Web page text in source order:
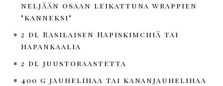
neljään osaan leikattuna wrappien
"kanneksi"
2 dl Rasilaisen Hapiskimchiä tai
hapankaalia
2 dl juustoraastetta
400 g jauhelihaa tai kananjauhelihaa